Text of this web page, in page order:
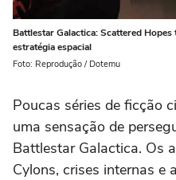
Battlestar Galactica: Scattered
estratégia espacial
Foto: Reprodução / Dotemu
Poucas séries de ficção
uma sensação de
Battlestar Galactica. Os
Cylons, crises internas e